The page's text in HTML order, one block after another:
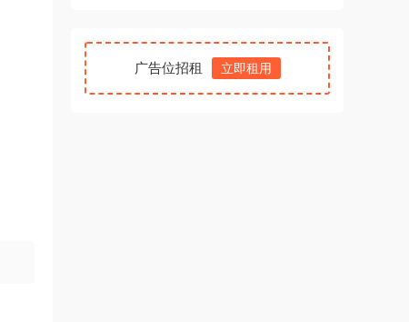
广告位招租 立即租用